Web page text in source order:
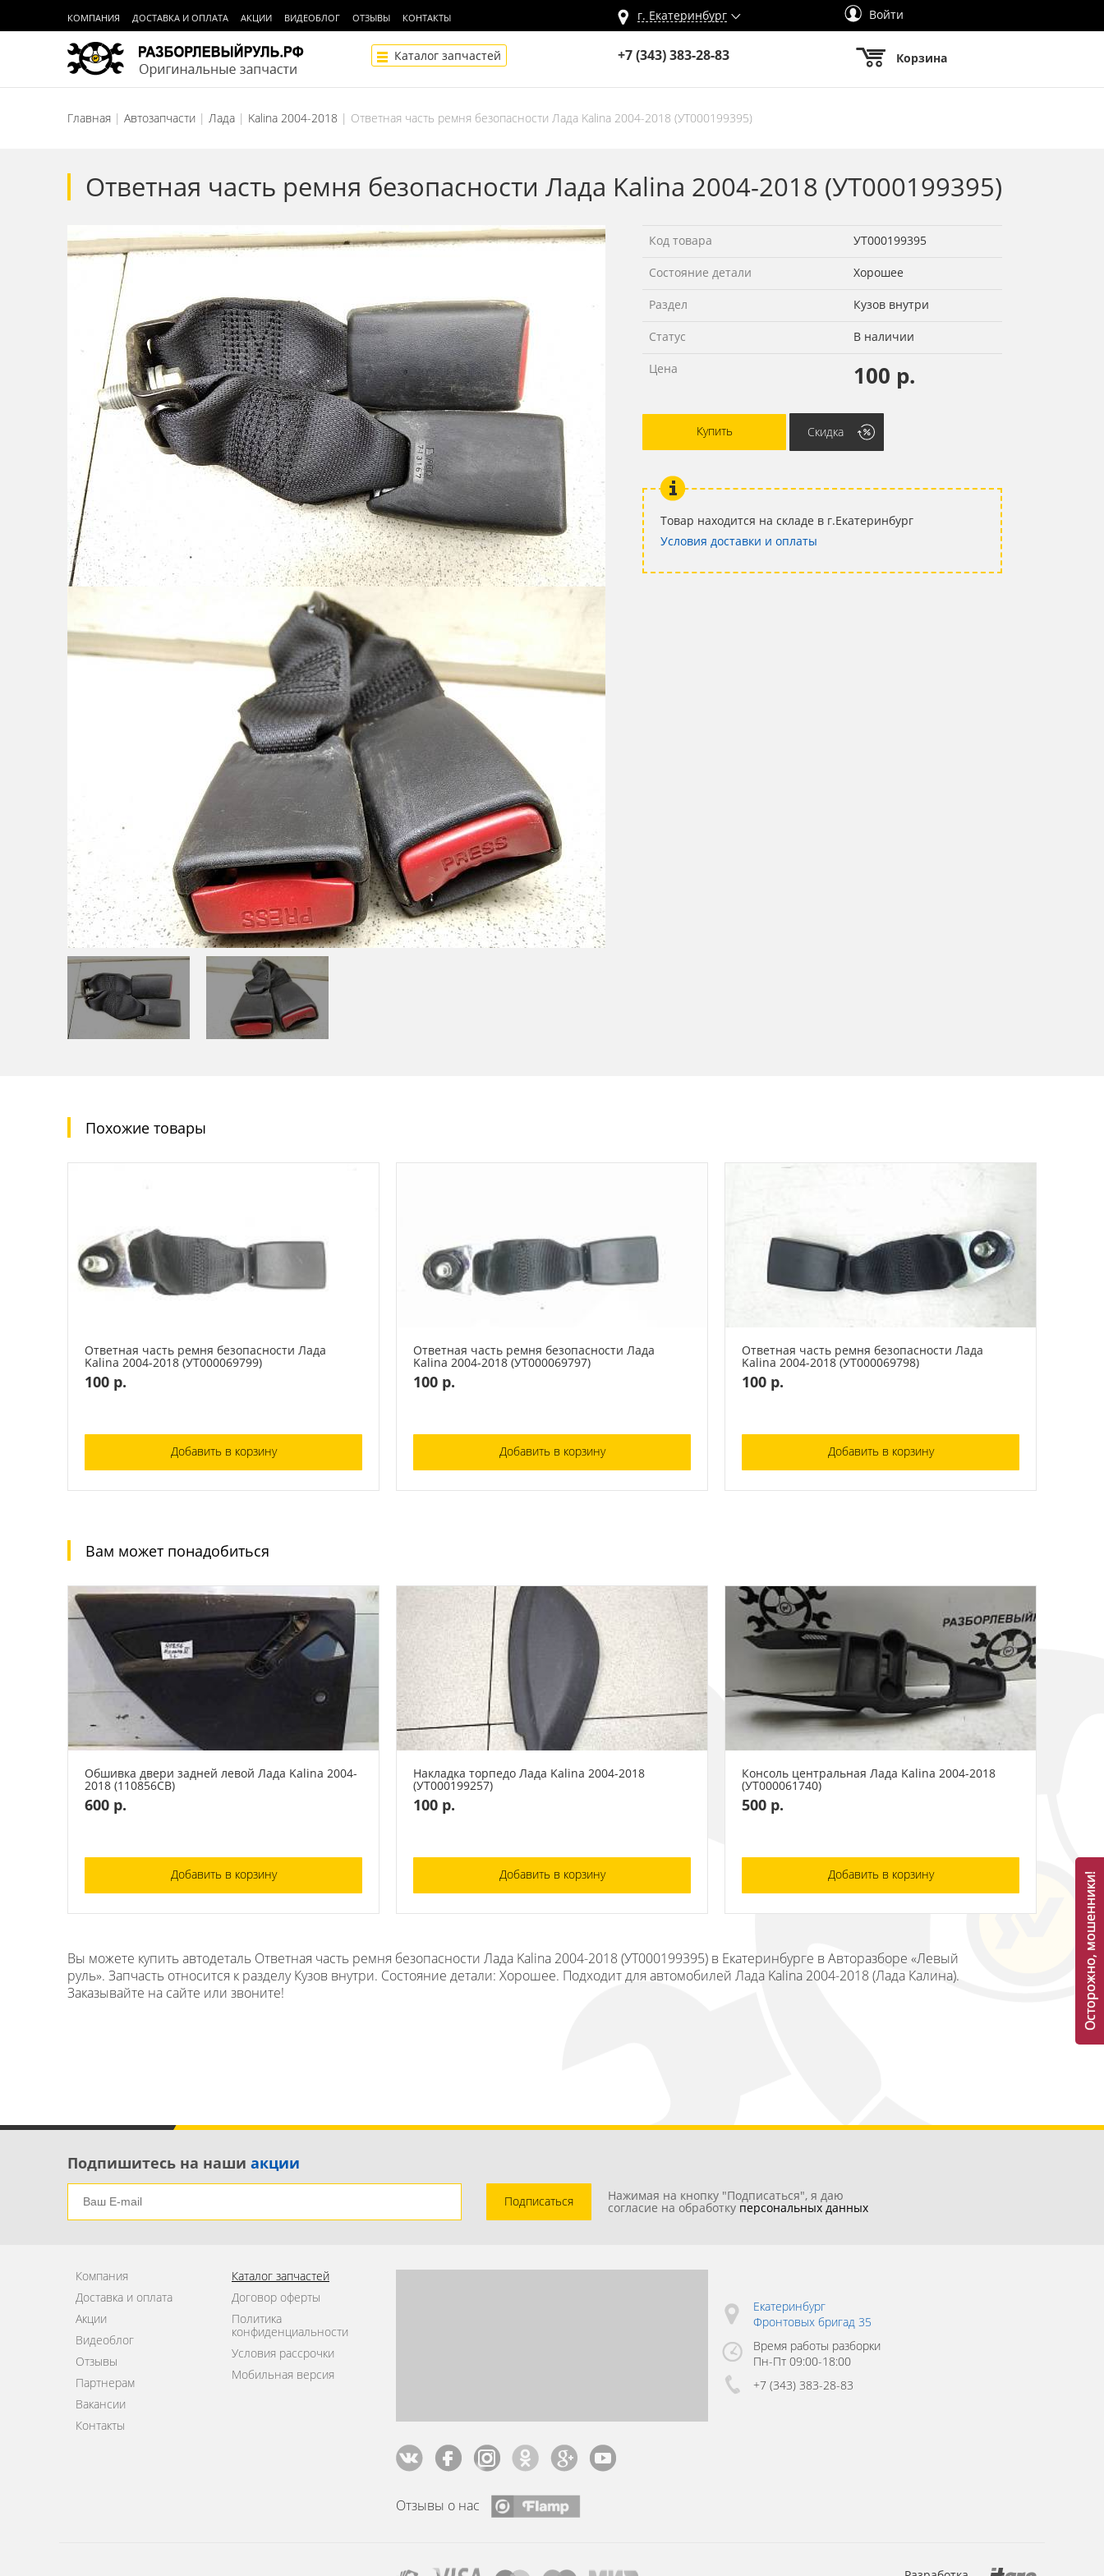
КОМПАНИЯ ДОСТАВКА И ОПЛАТА АКЦИИ ВИДЕОБЛОГ ОТЗЫВЫ КОНТАКТЫ г. Екатеринбург Войти
Каталог запчастей +7 (343) 383-28-83 Корзина
Главная Автозапчасти Лада Kalina 2004-2018 Ответная часть ремня безопасности Лада Kalina 2004-2018 (УТ000199395)
Ответная часть ремня безопасности Лада Kalina 2004-2018 (УТ000199395)
Код товара УТ000199395
Состояние детали Хорошее
Раздел Кузов внутри
Статус В наличии
Цена 100 р.
Купить Скидка
Товар находится на складе в г.Екатеринбург
Условия доставки и оплаты
Похожие товары
Ответная часть ремня безопасности Лада
Kalina 2004-2018 (УТ000069799)
100 р.
Добавить в корзину
Ответная часть ремня безопасности Лада
Kalina 2004-2018 (УТ000069797)
100 р.
Добавить в корзину
Ответная часть ремня безопасности Лада
Kalina 2004-2018 (УТ000069798)
100 р.
Добавить в корзину
Вам может понадобиться
Обшивка двери задней левой Лада Kalina 2004-
2018 (110856СВ)
600 р.
Добавить в корзину
Накладка торпедо Лада Kalina 2004-2018
(УТ000199257)
100 р.
Добавить в корзину
Консоль центральная Лада Kalina 2004-2018
(УТ000061740)
500 р.
Добавить в корзину
Вы можете купить автодеталь Ответная часть ремня безопасности Лада Kalina 2004-2018 (УТ000199395) в Екатеринбурге в Авторазборе «Левый
руль». Запчасть относится к разделу Кузов внутри. Состояние детали: Хорошее. Подходит для автомобилей Лада Kalina 2004-2018 (Лада Калина).
Заказывайте на сайте или звоните!
Подпишитесь на наши акции
Подписаться Нажимая на кнопку "Подписаться", я даю
согласие на обработку персональных данных
Компания
Доставка и оплата
Акции
Видеоблог
Отзывы
Партнерам
Вакансии
Контакты
Каталог запчастей
Договор оферты
Политика
конфиденциальности
Условия рассрочки
Мобильная версия
Отзывы о нас
Екатеринбург
Фронтовых бригад 35
Время работы разборки
Пн-Пт 09:00-18:00
+7 (343) 383-28-83
Осторожно, мошенники!